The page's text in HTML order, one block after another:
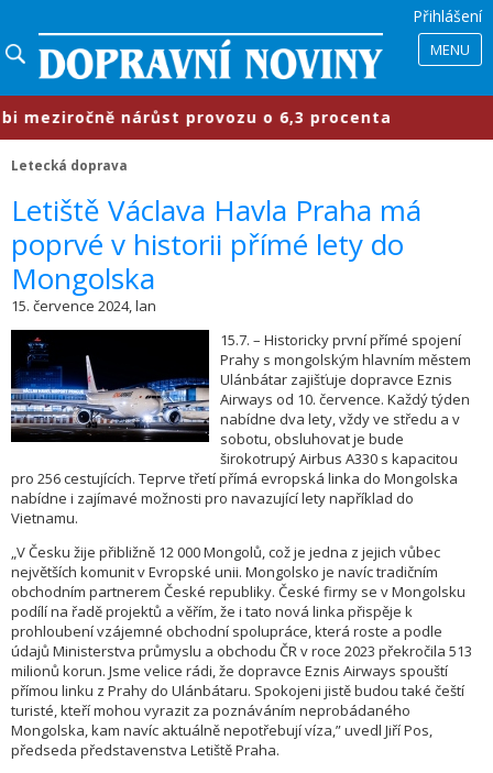
Přihlášení
MENU
nárůst provozu o 6,3 procenta
Letecká doprava
​Letiště Václava Havla Praha má
poprvé v historii přímé lety do
Mongolska
15. července 2024, lan
15.7. – Historicky první přímé spojení
Prahy s mongolským hlavním městem
Ulánbátar zajišťuje dopravce Eznis
Airways od 10. července. Každý týden
nabídne dva lety, vždy ve středu a v
sobotu, obsluhovat je bude
širokotrupý Airbus A330 s kapacitou
pro 256 cestujících. Teprve třetí přímá evropská linka do Mongolska
nabídne i zajímavé možnosti pro navazující lety například do
Vietnamu.
„V Česku žije přibližně 12 000 Mongolů, což je jedna z jejich vůbec
největších komunit v Evropské unii. Mongolsko je navíc tradičním
obchodním partnerem České republiky. České firmy se v Mongolsku
podílí na řadě projektů a věřím, že i tato nová linka přispěje k
prohloubení vzájemné obchodní spolupráce, která roste a podle
údajů Ministerstva průmyslu a obchodu ČR v roce 2023 překročila 513
milionů korun. Jsme velice rádi, že dopravce Eznis Airways spouští
přímou linku z Prahy do Ulánbátaru. Spokojeni jistě budou také čeští
turisté, kteří mohou vyrazit za poznáváním neprobádaného
Mongolska, kam navíc aktuálně nepotřebují víza,” uvedl Jiří Pos,
předseda představenstva Letiště Praha.